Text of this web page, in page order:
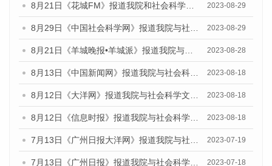
8月21日《花城FM》报道我院和社会科学文献出版社联合发布《广州数字经济发展报告（2023）》蓝皮书的媒体文章 2023-08-29
8月29日《中国社会科学网》报道我院与社会科学文献出版社联合发布《广州蓝皮书：广州文化产业发展报告（2022）》的媒体文章 2023-08-29
8月21日《羊城晚报•羊城派》报道我院与社会科学文献出版社联合发布《广州蓝皮书：广州数字经济发展报告（2023）》的媒体文章 2023-08-28
8月13日《中国新闻网》报道我院与社会科学文献出版社联合发布的《广州蓝皮书：广州社会发展报告（2023）》媒体文章 2023-08-18
8月12日《大洋网》报道我院与社会科学文献出版社联合发布的《广州蓝皮书：广州社会发展报告（2023）》媒体文章 2023-08-18
8月12日《信息时报》报道我院与社会科学文献出版社联合发布的《广州蓝皮书：广州社会发展报告（2023）》媒体文章 2023-08-18
7月13日《广州日报大洋网》报道我院与社会科学文献出版社联合发布了《广州蓝皮书：广州城乡融合发展报告（2023）》的视频采访 2023-07-19
7月13日《广州日报》报道我院与社会科学文献出版社联合发布了《广州蓝皮书：广州城乡融合发展报告（2023）》的视频采访 2023-07-18